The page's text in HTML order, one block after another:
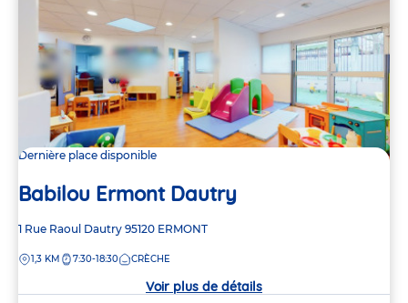
Dernière place disponible
Babilou Ermont Dautry
Adresse
la
1 Rue Raoul Dautry 95120 ERMONT
DISTANCE
1,3 KM 7:30-18:30 CRÈCHE
Voir plus de détails